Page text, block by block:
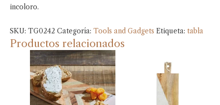
incoloro.
SKU: TG0242 Categoría: Tools and Gadgets Etiqueta: tabla
Productos relacionados